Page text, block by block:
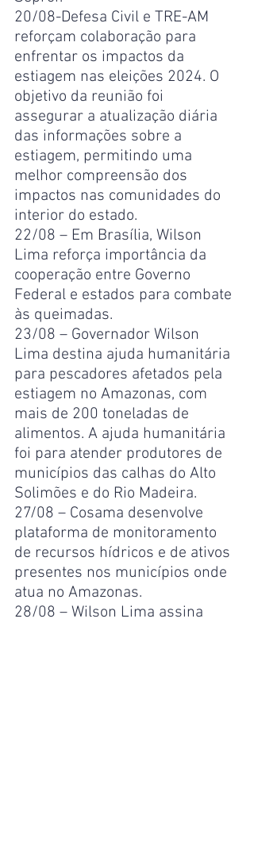
20/08-Defesa Civil e TRE-AM
reforçam colaboração para
enfrentar os impactos da
estiagem nas eleições 2024. O
objetivo da reunião foi
assegurar a atualização diária
das informações sobre a
estiagem, permitindo uma
melhor compreensão dos
impactos nas comunidades do
interior do estado.
22/08 – Em Brasília, Wilson
Lima reforça importância da
cooperação entre Governo
Federal e estados para combate
às queimadas.
23/08 – Governador Wilson
Lima destina ajuda humanitária
para pescadores afetados pela
estiagem no Amazonas, com
mais de 200 toneladas de
alimentos. A ajuda humanitária
foi para atender produtores de
municípios das calhas do Alto
Solimões e do Rio Madeira.
27/08 – Cosama desenvolve
plataforma de monitoramento
de recursos hídricos e de ativos
presentes nos municípios onde
atua no Amazonas.
28/08 – Wilson Lima assina